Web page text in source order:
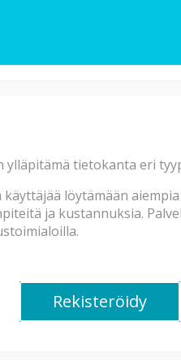
ylläpitämä tietokanta eri
löytämään
ja kustannuksia.
Rekisteröidy